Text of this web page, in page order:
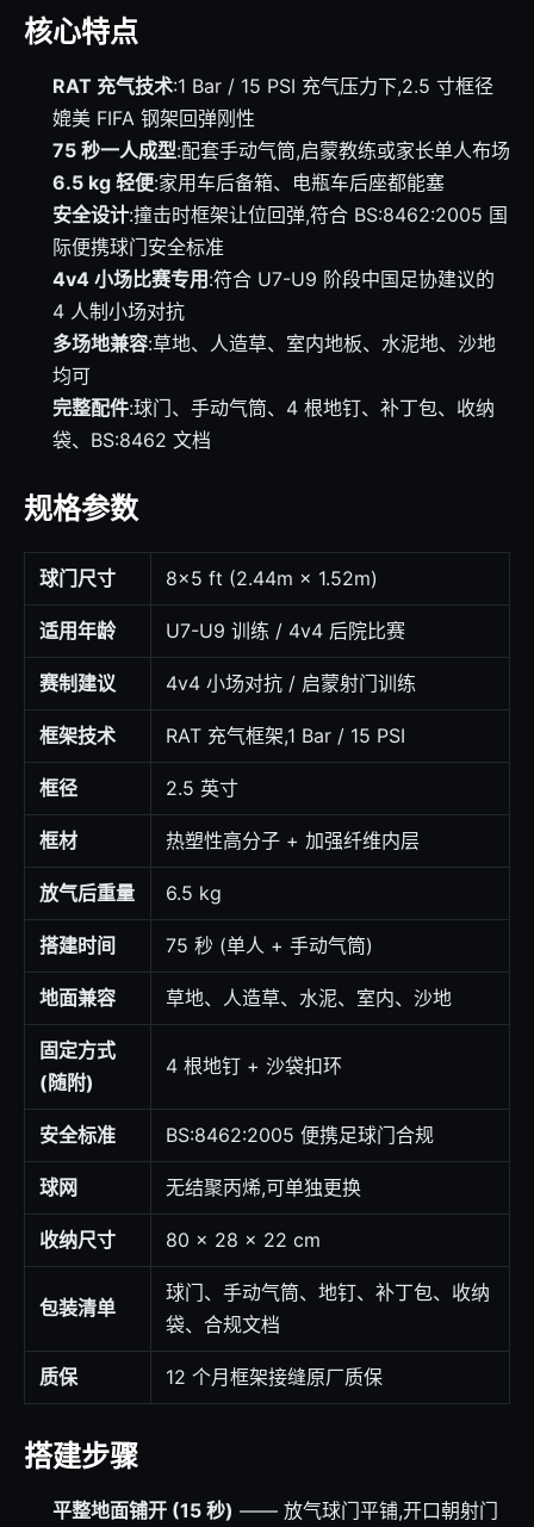
核心特点
RAT 充气技术:1 Bar / 15 PSI 充气压力下,2.5 寸框径
媲美 FIFA 钢架回弹刚性
75 秒一人成型:配套手动气筒,启蒙教练或家长单人布场
6.5 kg 轻便:家用车后备箱、电瓶车后座都能塞
安全设计:撞击时框架让位回弹,符合 BS:8462:2005 国
际便携球门安全标准
4v4 小场比赛专用:符合 U7-U9 阶段中国足协建议的
4 人制小场对抗
多场地兼容:草地、人造草、室内地板、水泥地、沙地
均可
完整配件:球门、手动气筒、4 根地钉、补丁包、收纳
袋、BS:8462 文档
规格参数
球门尺寸 8×5 ft (2.44m × 1.52m)
适用年龄 U7-U9 训练 / 4v4 后院比赛
赛制建议 4v4 小场对抗 / 启蒙射门训练
框架技术 RAT 充气框架,1 Bar / 15 PSI
框径 2.5 英寸
框材 热塑性高分子 + 加强纤维内层
放气后重量 6.5 kg
搭建时间 75 秒 (单人 + 手动气筒)
地面兼容 草地、人造草、水泥、室内、沙地
固定方式
(随附)
4 根地钉 + 沙袋扣环
安全标准 BS:8462:2005 便携足球门合规
球网 无结聚丙烯,可单独更换
收纳尺寸 80 × 28 × 22 cm
包装清单
球门、手动气筒、地钉、补丁包、收纳
袋、合规文档
质保 12 个月框架接缝原厂质保
搭建步骤
平整地面铺开 (15 秒) —— 放气球门平铺,开口朝射门